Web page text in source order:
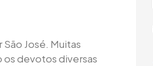
José. Muitas
os devotos diversas